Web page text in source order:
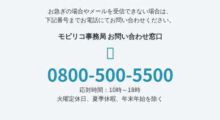
お急ぎの場合やメールを受信できない場合は、
下記番号までお電話にてお問い合わせください。
モビリコ事務局 お問い合わせ窓口
0800-500-5500
応対時間：10時～18時
火曜定休日、夏季休暇、年末年始を除く